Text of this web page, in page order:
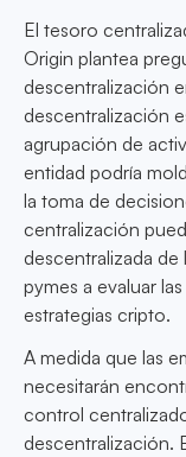
El tesoro
Origin plantea
descentralización
descentralización
agrupación de
entidad podría
la toma de
centralización
descentralizada de
pymes a evaluar
estrategias cripto.
A medida que las
necesitarán
control
descentralización.